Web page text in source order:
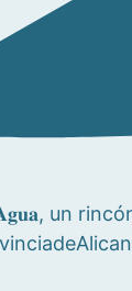
𝐀𝐠𝐮𝐚, un